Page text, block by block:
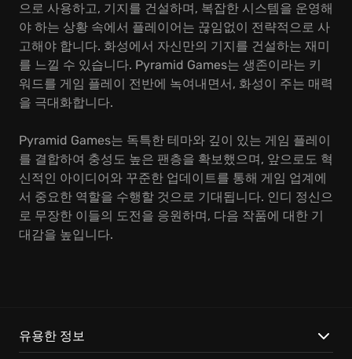
으로 사용하고, 기지를 건설하며, 복잡한 시스템을 운영해
야 하는 상황 속에서 플레이어는 끊임없이 전략적으로 사
고해야 합니다. 화성에서 자신만의 기지를 건설하는 재미
를 느낄 수 있습니다. Pyramid Games는 생존이라는 키
워드를 게임 플레이 전반에 녹여내면서, 화성이 주는 매력
을 극대화합니다.
Pyramid Games는 독특한 테마와 깊이 있는 게임 플레이
를 결합하여 충성도 높은 팬층을 확보했으며, 앞으로도 혁
신적인 아이디어와 꾸준한 업데이트를 통해 게임 업계에
서 중요한 역할을 수행할 것으로 기대됩니다. 인디 정신으
로 무장한 이들의 도전을 응원하며, 다음 작품에 대한 기
대감을 높입니다.
유용한 정보